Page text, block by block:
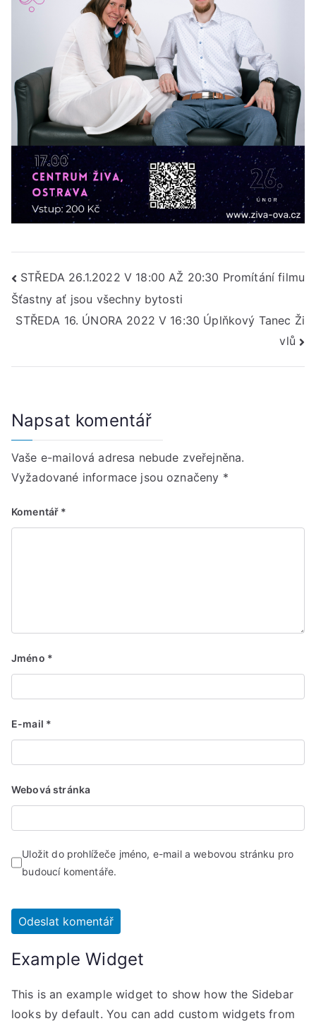
Navigace
pro
STŘEDA 26.1.2022 V 18:00 AŽ 20:30 Promítání filmu
Šťastny ať jsou všechny bytosti
STŘEDA 16. ÚNORA 2022 V 16:30 Úplňkový Tanec Ži
vlů
Napsat komentář
Vaše e-mailová adresa nebude zveřejněna.
Vyžadované informace jsou označeny *
Komentář *
Jméno *
E-mail *
Webová stránka
Uložit do prohlížeče jméno, e-mail a webovou stránku pro
budoucí komentáře.
Example Widget
This is an example widget to show how the Sidebar
looks by default. You can add custom widgets from